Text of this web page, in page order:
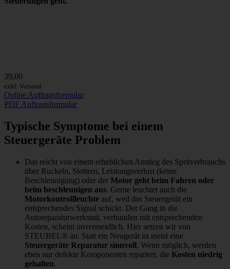
39,00
exkl. Versand
Online Auftragsformular
PDF Auftragsformular
Typische Symptome bei einem
Steuergeräte Problem
Das reicht von einem erheblichen Anstieg des Spritverbrauchs
über Ruckeln, Stottern, Leistungsverlust (keine
Beschleunigung) oder der Motor geht beim Fahren oder
beim beschleunigen aus. Gerne leuchtet auch die
Motorkontrollleuchte auf, weil das Steuergerät ein
entsprechendes Signal schickt. Der Gang in die
Autoreparaturwerkstatt, verbunden mit entsprechenden
Kosten, scheint unvermeidlich. Hier setzen wir von
STEUBEL® an. Statt ein Neugerät ist meist eine
Steuergeräte Reparatur sinnvoll. Wenn möglich, werden
eben nur defekte Komponenten repariert, die Kosten niedrig
gehalten.